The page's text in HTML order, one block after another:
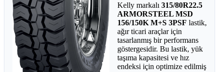
Kelly markalı 315/80R22.5
ARMORSTEEL MSD
156/150K M+S 3PSF lastik,
ağır ticari araçlar için
tasarlanmış bir performans
göstergesidir. Bu lastik, yük
taşıma kapasitesi ve hız
endeksi için optimize edilmiş